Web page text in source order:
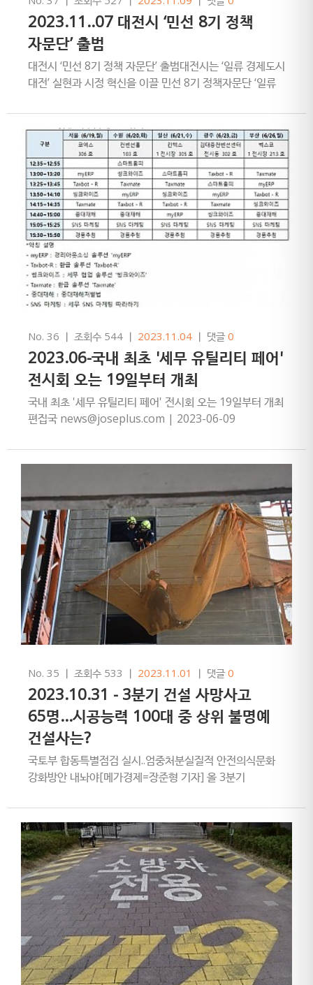
2023.11..07 대전시 ‘민선 8기 정책
자문단’ 출범
대전시 ‘민선 8기 정책 자문단’ 출범대전시는 ‘일류 경제도시
대전’ 실현과 시정 혁신을 이끌 민선 8기 정책자문단 ‘일류
No. 36 ㅣ 조회수 544 ㅣ 2023.11.04 ㅣ 댓글0
2023.06-국내 최초 '세무 유틸리티 페어'
전시회 오는 19일부터 개최
국내 최초 '세무 유틸리티 페어' 전시회 오는 19일부터 개최
편집국 news@joseplus.com | 2023-06-09
No. 35 ㅣ 조회수 533 ㅣ 2023.11.01 ㅣ 댓글0
2023.10.31 - 3분기 건설 사망사고
65명...시공능력 100대 중 상위 불명예
건설사는?
국토부 합동특별점검 실시..엄중처분실질적 안전의식문화
강화방안 내놔야[메가경제=장준형 기자] 올 3분기
시공능력평가 상위 100대 …